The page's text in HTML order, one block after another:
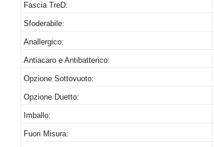
Fascia TreD:
Sfoderabile:
Anallergico:
Antiacaro e Antibatterico:
Opzione Sottovuoto:
Opzione Duetto:
Imballo:
Fuori Misura: